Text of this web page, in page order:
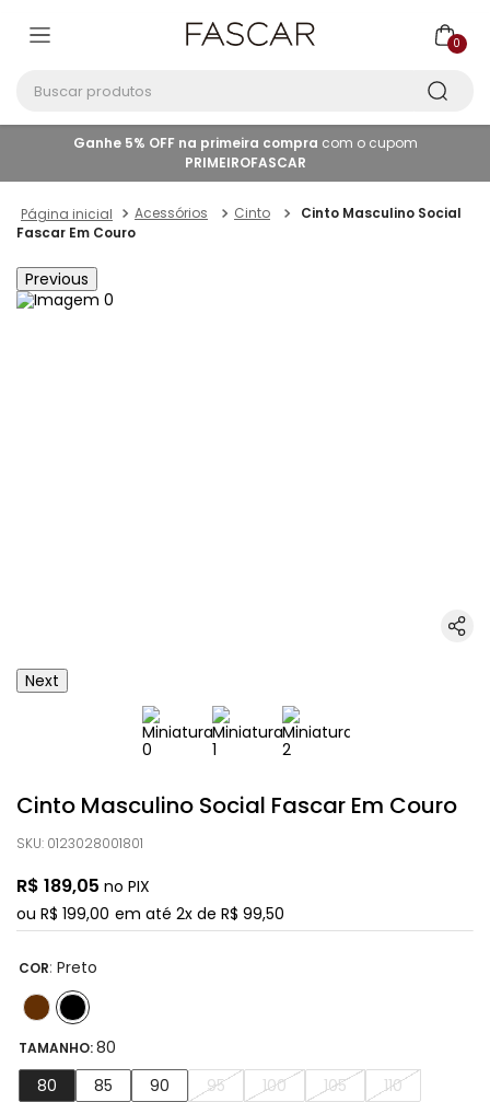
0
Ganhe 5% OFF na primeira compra com o cupom
PRIMEIROFASCAR
Acessórios Cinto
Cinto Masculino Social
Fascar Em Couro
Previous
Next
Cinto Masculino Social Fascar Em Couro
SKU: 0123028001801
R$ 189,05 no PIX
ou R$ 199,00 em até 2x de R$ 99,50
COR: Preto
TAMANHO:80
80
85 90 95 100 105
110